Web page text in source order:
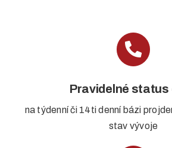
Pravidelné status
na týdenní či 14ti denní bázi
stav vývoje